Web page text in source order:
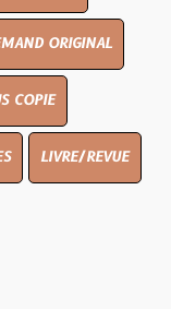
ORIGINAL
COPIE
LIVRE/REVUE